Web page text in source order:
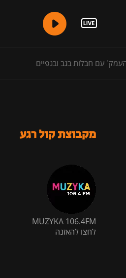
מקבוצת קול רגע
MUZYKA 106.4FM
לחצו להאזנה